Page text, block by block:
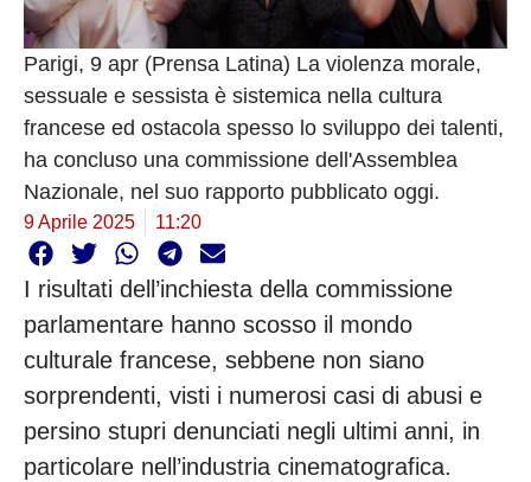
Parigi, 9 apr (Prensa Latina) La violenza morale,
sessuale e sessista è sistemica nella cultura
francese ed ostacola spesso lo sviluppo dei talenti,
ha concluso una commissione dell'Assemblea
Nazionale, nel suo rapporto pubblicato oggi.
9 Aprile 2025 11:20
I risultati dell’inchiesta della commissione
parlamentare hanno scosso il mondo
culturale francese, sebbene non siano
sorprendenti, visti i numerosi casi di abusi e
persino stupri denunciati negli ultimi anni, in
particolare nell’industria cinematografica.